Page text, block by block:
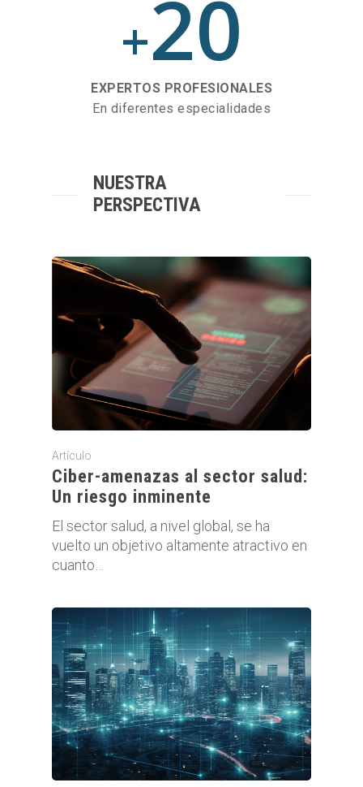
+20
EXPERTOS PROFESIONALES
En diferentes especialidades
NUESTRA
PERSPECTIVA
Artículo
Ciber-amenazas al sector salud:
Un riesgo inminente
El sector salud, a nivel global, se ha
vuelto un objetivo altamente atractivo en
cuanto…